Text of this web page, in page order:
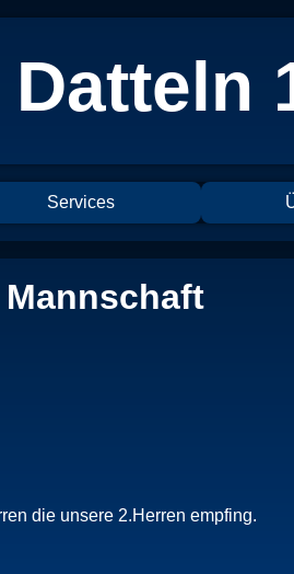
Services
die unsere 2.Herren empfing.